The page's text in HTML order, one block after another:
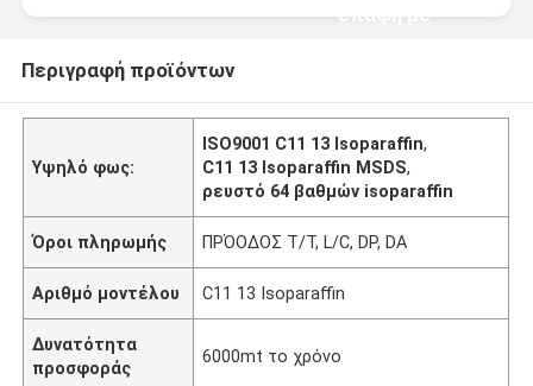
επαφή με
Περιγραφή προϊόντων
Υψηλό φως:
ISO9001 C11 13 Isoparaffin,
C11 13 Isoparaffin MSDS,
ρευστό 64 βαθμών isoparaffin
Όροι πληρωμής ΠΡΌΟΔΟΣ T/T, L/C, DP, DA
Αριθμό μοντέλου C11 13 Isoparaffin
Δυνατότητα
προσφοράς
6000mt το χρόνο